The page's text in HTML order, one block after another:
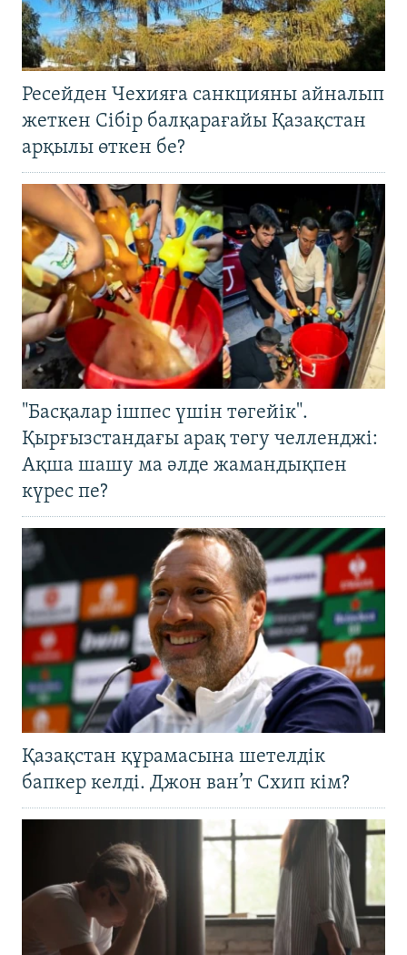
Ресейден Чехияға санкцияны айналып
жеткен Сібір балқарағайы Қазақстан
арқылы өткен бе?
"Басқалар ішпес үшін төгейік".
Қырғызстандағы арақ төгу челленджі:
Ақша шашу ма әлде жамандықпен
күрес пе?
Қазақстан құрамасына шетелдік
бапкер келді. Джон ван’т Схип кім?